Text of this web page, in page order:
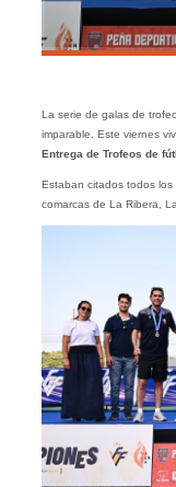
La serie de galas de
imparable. Este viernes
Entrega de Trofeos de
Estaban citados todos
comarcas de La Ribera,